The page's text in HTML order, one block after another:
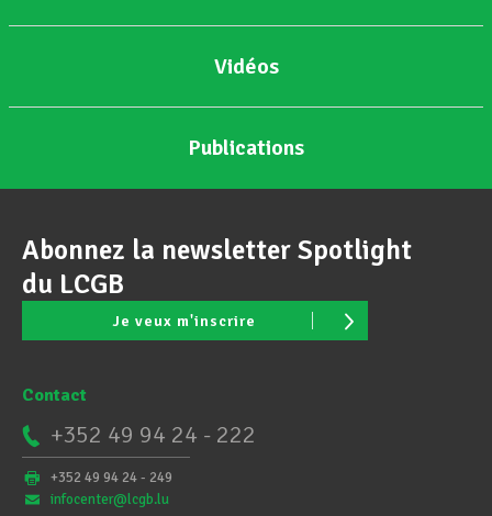
Vidéos
Publications
Abonnez la newsletter Spotlight
du LCGB
Je veux m'inscrire
Contact
+352 49 94 24 - 222
+352 49 94 24 - 249
infocenter@lcgb.lu